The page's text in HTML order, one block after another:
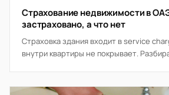
Страхование недвижимости в
застраховано, а что нет
Страховка здания входит в service
внутри квартиры не покрывает.